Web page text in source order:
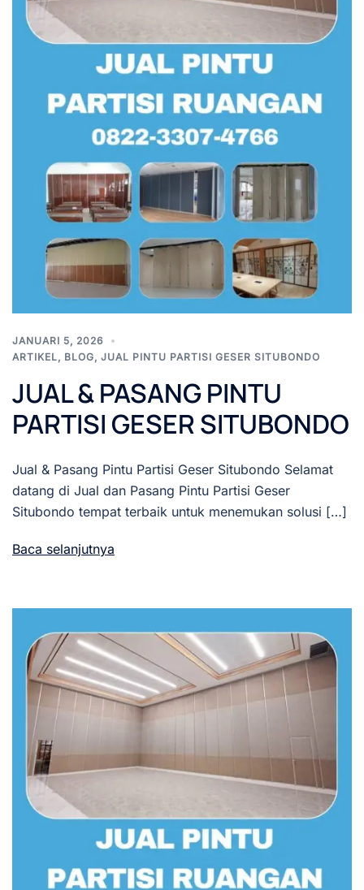
JANUARI 5, 2026
ARTIKEL, BLOG, JUAL PINTU PARTISI GESER SITUBONDO
JUAL & PASANG PINTU
PARTISI GESER SITUBONDO
Jual & Pasang Pintu Partisi Geser Situbondo Selamat
datang di Jual dan Pasang Pintu Partisi Geser
Situbondo tempat terbaik untuk menemukan solusi […]
Baca selanjutnya